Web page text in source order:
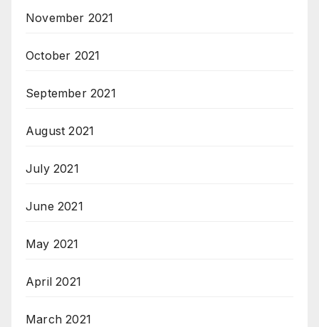
November 2021
October 2021
September 2021
August 2021
July 2021
June 2021
May 2021
April 2021
March 2021